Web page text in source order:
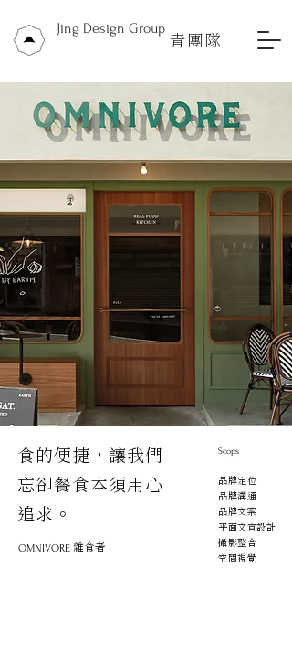
Jing Design Group 青團隊
食的便捷，讓我們
忘卻餐食本須用心
追求。
OMNIVORE雜食者
Scops
品牌定位
品牌溝通
​品牌文案
平面文宣設計
攝影整合
空間視覺